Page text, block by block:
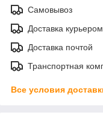
Самовывоз
Доставка курьером
Доставка почтой
Транспортная
Все условия